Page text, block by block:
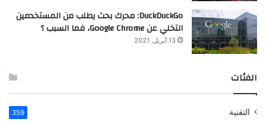
DuckDuckGo: محرك بحث يطلب من المستخدمين
التخلي عن Google Chrome، فما السبب ؟
13 أبريل, 2021
الفئات
التقنية 359